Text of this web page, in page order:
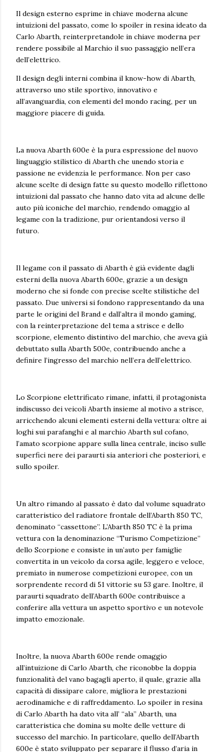
Il design esterno esprime in chiave moderna alcune
intuizioni del passato, come lo spoiler in resina ideato da
Carlo Abarth, reinterpretandole in chiave moderna per
rendere possibile al Marchio il suo passaggio nell’era
dell’elettrico.
Il design degli interni combina il know-how di Abarth,
attraverso uno stile sportivo, innovativo e
all’avanguardia, con elementi del mondo racing, per un
maggiore piacere di guida.
La nuova Abarth 600e è la pura espressione del nuovo
linguaggio stilistico di Abarth che unendo storia e
passione ne evidenzia le performance. Non per caso
alcune scelte di design fatte su questo modello riflettono
intuizioni dal passato che hanno dato vita ad alcune delle
auto più iconiche del marchio, rendendo omaggio al
legame con la tradizione, pur orientandosi verso il
futuro.
Il legame con il passato di Abarth è già evidente dagli
esterni della nuova Abarth 600e, grazie a un design
moderno che si fonde con precise scelte stilistiche del
passato. Due universi si fondono rappresentando da una
parte le origini del Brand e dall’altra il mondo gaming,
con la reinterpretazione del tema a strisce e dello
scorpione, elemento distintivo del marchio, che aveva già
debuttato sulla Abarth 500e, contribuendo anche a
definire l’ingresso del marchio nell’era dell’elettrico.
Lo Scorpione elettrificato rimane, infatti, il protagonista
indiscusso dei veicoli Abarth insieme al motivo a strisce,
arricchendo alcuni elementi esterni della vettura: oltre ai
loghi sui parafanghi e al marchio Abarth sul cofano,
l’amato scorpione appare sulla linea centrale, inciso sulle
superfici nere dei paraurti sia anteriori che posteriori, e
sullo spoiler.
Un altro rimando al passato è dato dal volume squadrato
caratteristico del radiatore frontale dell’Abarth 850 TC,
denominato “cassettone”. L’Abarth 850 TC è la prima
vettura con la denominazione “Turismo Competizione”
dello Scorpione e consiste in un’auto per famiglie
convertita in un veicolo da corsa agile, leggero e veloce,
premiato in numerose competizioni europee, con un
sorprendente record di 51 vittorie su 53 gare. Inoltre, il
paraurti squadrato dell’Abarth 600e contribuisce a
conferire alla vettura un aspetto sportivo e un notevole
impatto emozionale.
Inoltre, la nuova Abarth 600e rende omaggio
all’intuizione di Carlo Abarth, che riconobbe la doppia
funzionalità del vano bagagli aperto, il quale, grazie alla
capacità di dissipare calore, migliora le prestazioni
aerodinamiche e di raffreddamento. Lo spoiler in resina
di Carlo Abarth ha dato vita all’ “ala” Abarth, una
caratteristica che domina su molte delle vetture di
successo del marchio. In particolare, quello dell’Abarth
600e è stato sviluppato per separare il flusso d’aria in